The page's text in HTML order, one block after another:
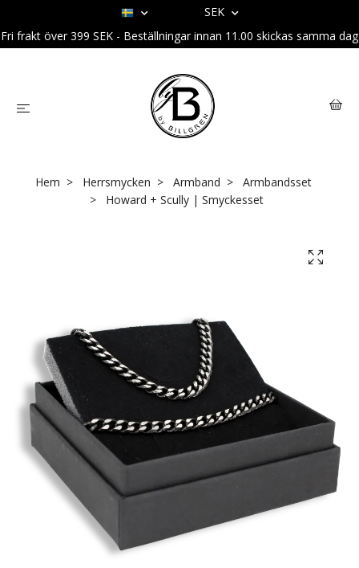
SEK
Fri frakt över 399 SEK - Beställningar innan 11.00 skickas samma dag
Hem Herrsmycken Armband
Armbandsset
Howard + Scully | Smyckesset